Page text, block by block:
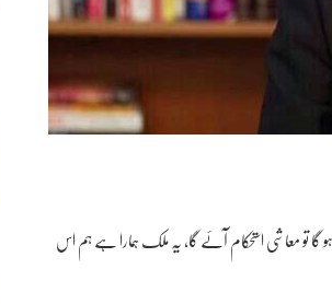
تو معاشی استحکام آئے گا، یہ ملک ہمارا ہے ہم اس